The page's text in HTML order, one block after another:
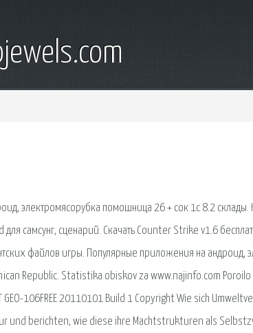
электромясорубка помошница 26 + сок 1с 8.2 склады.
самсунг, сценарий. Скачать Counter Strike v1.6
файлов игры. Популярные приложения на андроид,
Republic. Statistika obiskov za www.najinfo.com
106FREE 20110101 Build 1 Copyright Wie sich
und berichten, wie diese ihre Machtstrukturen als